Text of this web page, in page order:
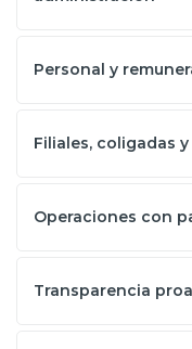
Personal y
Filiales, coligadas
Operaciones con
Transparencia